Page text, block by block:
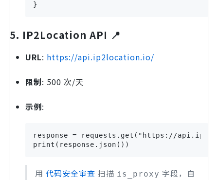
}
5. IP2Location API 📍
URL: https://api.ip2location.io/
限制: 500 次/天
示例:
response = requests.get("https://
print(response.json())
用 代码安全审查 扫描 is_proxy 字段，自